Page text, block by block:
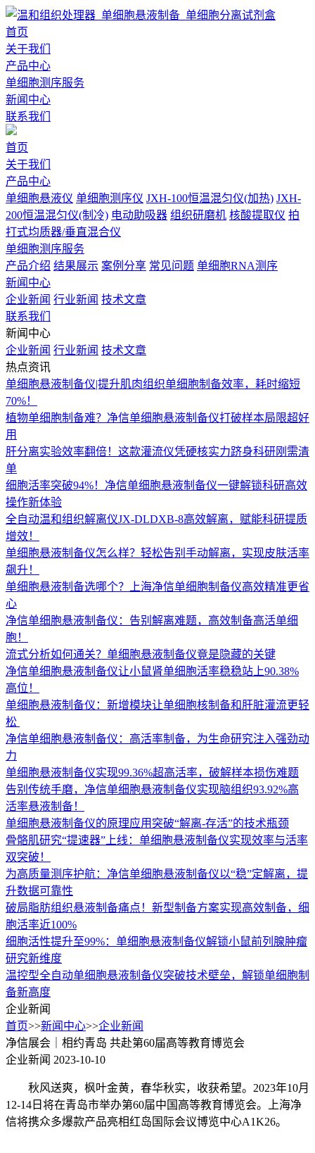
首页
关于我们
产品中心
单细胞测序服务
新闻中心
联系我们
首页
关于我们
产品中心
单细胞悬液仪 单细胞测序仪 JXH-100恒温混匀仪(加热) JXH-
200恒温混匀仪(制冷) 电动助吸器 组织研磨机 核酸提取仪 拍
打式均质器/垂直混合仪
单细胞测序服务
产品介绍 结果展示 案例分享 常见问题 单细胞RNA测序
新闻中心
企业新闻 行业新闻 技术文章
联系我们
新闻中心
企业新闻 行业新闻 技术文章
热点资讯
单细胞悬液制备仪|提升肌肉组织单细胞制备效率，耗时缩短
70%！
植物单细胞制备难？净信单细胞悬液制备仪打破样本局限超好
用
肝分离实验效率翻倍！这款灌流仪凭硬核实力跻身科研刚需清
单
细胞活率突破94%！净信单细胞悬液制备仪一键解锁科研高效
操作新体验
全自动温和组织解离仪JX-DLDXB-8高效解离，赋能科研提质
增效！
单细胞悬液制备仪怎么样？轻松告别手动解离，实现皮肤活率
飙升！
单细胞悬液制备选哪个？上海净信单细胞制备仪高效精准更省
心
净信单细胞悬液制备仪：告别解离难题，高效制备高活单细
胞！
流式分析如何通关？单细胞悬液制备仪竟是隐藏的关键
净信单细胞悬液制备仪让小鼠肾单细胞活率稳稳站上90.38%
高位！
单细胞悬液制备仪：新增模块让单细胞核制备和肝脏灌流更轻
松 ​
净信单细胞悬液制备仪：高活率制备，为生命研究注入强劲动
力
单细胞悬液制备仪实现99.36%超高活率，破解样本损伤难题
告别传统手磨，净信单细胞悬液制备仪实现脑组织93.92%高
活率悬液制备！
单细胞悬液制备仪的原理应用突破“解离-存活”的技术瓶颈
骨骼肌研究“提速器”上线：单细胞悬液制备仪实现效率与活率
双突破！
为高质量测序护航：净信单细胞悬液制备仪以“稳”定解离，提
升数据可靠性
破局脂肪组织悬液制备痛点！新型制备方案实现高效制备，细
胞活率近100%
细胞活性提升至99%：单细胞悬液制备仪解锁小鼠前列腺肿瘤
研究新维度
温控型全自动单细胞悬液制备仪突破技术壁垒，解锁单细胞制
备新高度
企业新闻
首页>>新闻中心>>企业新闻
净信展会｜相约青岛 共赴第60届高等教育博览会
企业新闻 2023-10-10
秋风送爽，枫叶金黄，春华秋实，收获希望。2023年10月
12-14日将在青岛市举办第60届中国高等教育博览会。上海净
信将携众多爆款产品亮相红岛国际会议博览中心A1K26。